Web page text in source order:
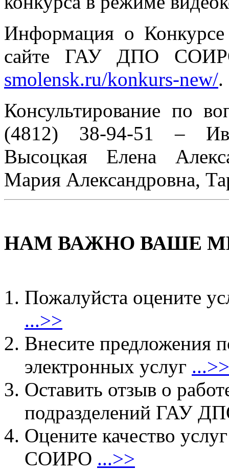
Информация о
сайте ГАУ ДПО
smolensk.ru/konkurs-new/.
Консультирование по
(4812) 38-94-51 –
Высоцкая Елена
Мария Александровна,
НАМ ВАЖНО ВАШЕ
Пожалуйста оцените
...>>
Внесите предложения
электронных услуг ...>>
Оставить отзыв о
подразделений ГАУ
Оцените качество
СОИРО ...>>